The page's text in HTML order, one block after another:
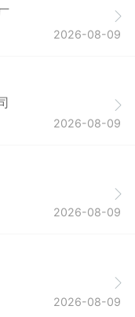
2026-08-09
2026-08-09
2026-08-09
2026-08-09